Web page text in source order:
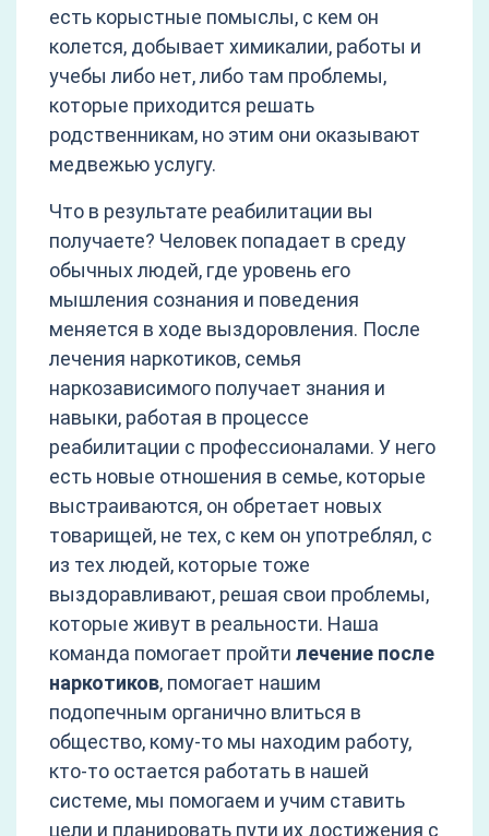
есть корыстные помыслы, с кем он
колется, добывает химикалии, работы и
учебы либо нет, либо там проблемы,
которые приходится решать
родственникам, но этим они оказывают
медвежью услугу.
Что в результате реабилитации вы
получаете? Человек попадает в среду
обычных людей, где уровень его
мышления сознания и поведения
меняется в ходе выздоровления. После
лечения наркотиков, семья
наркозависимого получает знания и
навыки, работая в процессе
реабилитации с профессионалами. У него
есть новые отношения в семье, которые
выстраиваются, он обретает новых
товарищей, не тех, с кем он употреблял, с
из тех людей, которые тоже
выздоравливают, решая свои проблемы,
которые живут в реальности. Наша
команда помогает пройти лечение после
наркотиков, помогает нашим
подопечным органично влиться в
общество, кому-то мы находим работу,
кто-то остается работать в нашей
системе, мы помогаем и учим ставить
цели и планировать пути их достижения с